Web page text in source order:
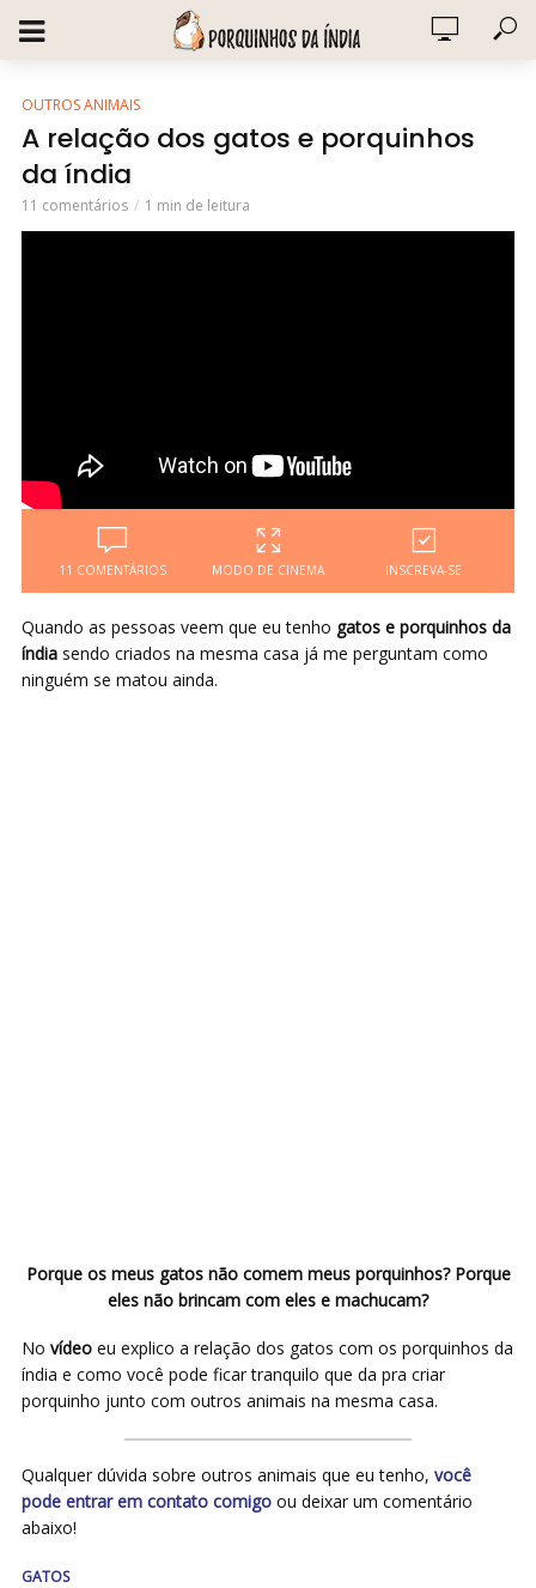
OUTROS ANIMAIS
A relação dos gatos e porquinhos
da índia
11 comentários 1 min de leitura
11 COMENTÁRIOS MODO DE CINEMA INSCREVA-SE
Quando as pessoas veem que eu tenho gatos e porquinhos da
índia sendo criados na mesma casa já me perguntam como
ninguém se matou ainda.
Porque os meus gatos não comem meus porquinhos? Porque
eles não brincam com eles e machucam?
No vídeo eu explico a relação dos gatos com os porquinhos da
índia e como você pode ficar tranquilo que da pra criar
porquinho junto com outros animais na mesma casa.
Qualquer dúvida sobre outros animais que eu tenho, você
pode entrar em contato comigo ou deixar um comentário
abaixo!
GATOS